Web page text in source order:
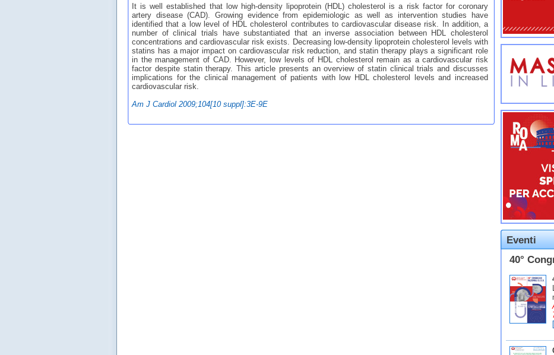
It is well established that low high-density lipoprotein (HDL) cholesterol is a risk factor for coronary
artery disease (CAD). Growing evidence from epidemiologic as well as intervention studies have
identified that a low level of HDL cholesterol contributes to cardiovascular disease risk. In addition, a
number of clinical trials have substantiated that an inverse association between HDL cholesterol
concentrations and cardiovascular risk exists. Decreasing low-density lipoprotein cholesterol levels with
statins has a major impact on cardiovascular risk reduction, and statin therapy plays a significant role
in the management of CAD. However, low levels of HDL cholesterol remain as a cardiovascular risk
factor despite statin therapy. This article presents an overview of statin clinical trials and discusses
implications for the clinical management of patients with low HDL cholesterol levels and increased
cardiovascular risk.
Am J Cardiol 2009;104[10 suppl]:3E-9E
Eventi
40°